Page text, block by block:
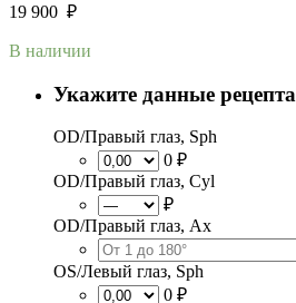
19 900 ₽
В наличии
Укажите данные рецепта
OD/Правый глаз, Sph
0 ₽
OD/Правый глаз, Cyl
₽
OD/Правый глаз, Ax
OS/Левый глаз, Sph
0 ₽